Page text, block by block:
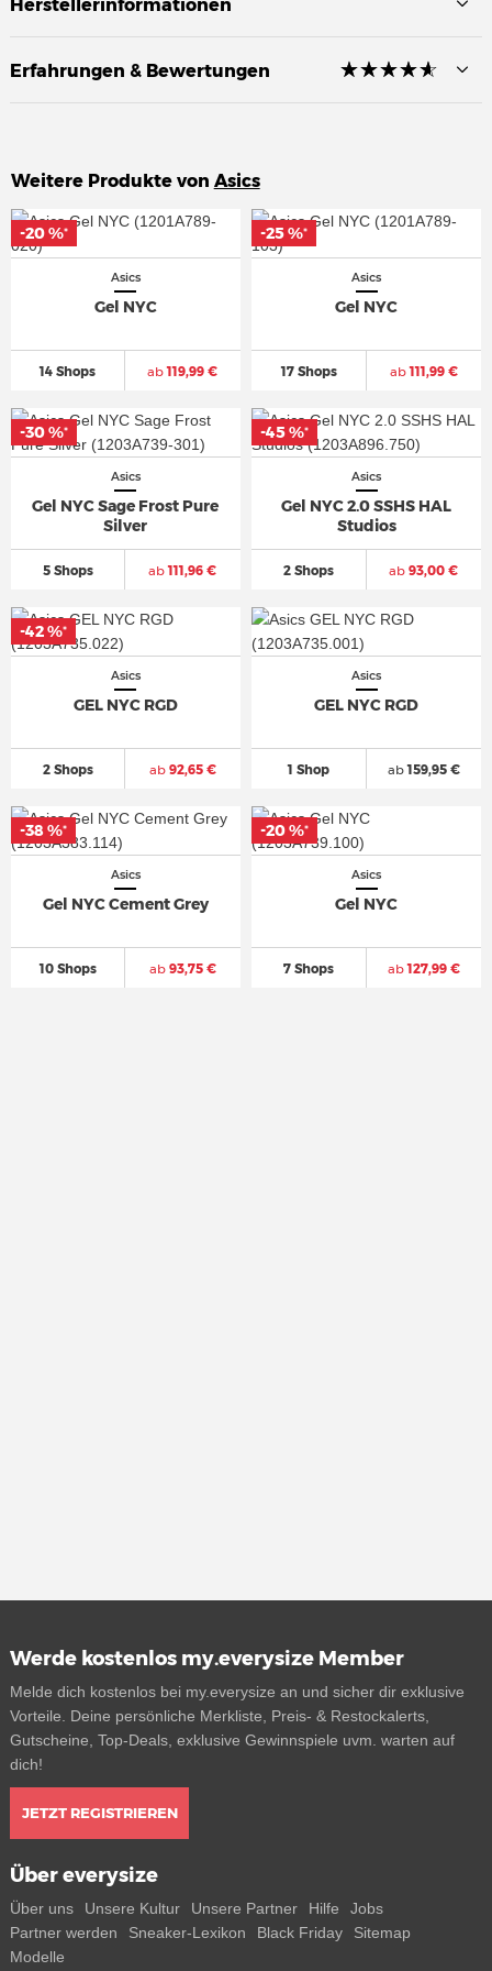
Herstellerinformationen
Erfahrungen & Bewertungen ☆☆☆☆☆
★★★★★
Weitere Produkte von Asics
Asics
Gel NYC
14 Shops ab119,99 €
-20 %*
-20 %*
Asics
Gel NYC
17 Shops ab111,99 €
-25 %*
-25 %*
Asics
Gel NYC Sage Frost Pure
Silver
5 Shops ab111,96 €
-30 %*
-30 %*
Asics
Gel NYC 2.0 SSHS HAL
Studios
2 Shops ab 93,00 €
-45 %*
-45 %*
Asics
GEL NYC RGD
2 Shops ab92,65 €
-42 %*
-42 %*
Asics
GEL NYC RGD
1 Shop ab159,95 €
Asics
Gel NYC Cement Grey
10 Shops ab93,75 €
-38 %*
-38 %*
Asics
Gel NYC
7 Shops ab127,99 €
-20 %*
-20 %*
Werde kostenlos my.everysize Member
Melde dich kostenlos bei my.everysize an und sicher dir exklusive
Vorteile. Deine persönliche Merkliste, Preis- & Restockalerts,
Gutscheine, Top-Deals, exklusive Gewinnspiele uvm. warten auf
dich!
JETZT REGISTRIEREN
Über everysize
Über uns Unsere Kultur Unsere Partner Hilfe
Jobs
Partner werden
Sneaker-Lexikon Black Friday
Sitemap
Modelle